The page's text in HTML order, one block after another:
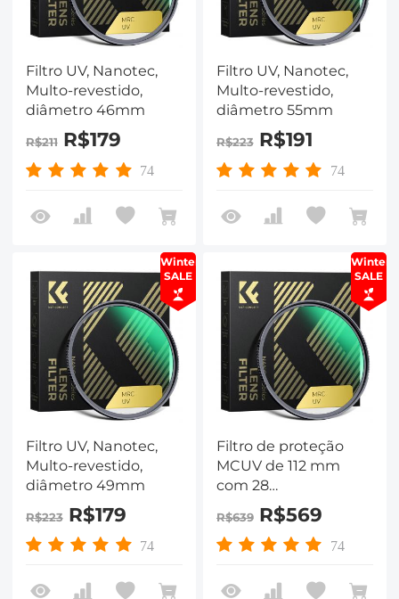
Filtro UV, Nanotec,
Multo-revestido,
diâmetro 46mm
R$211R$179
74
Filtro UV, Nanotec,
Multo-revestido,
diâmetro 55mm
R$223R$191
74
Winter
SALE
Filtro UV, Nanotec,
Multo-revestido,
diâmetro 49mm
R$223R$179
74
Winter
SALE
Filtro de proteção
MCUV de 112 mm
com 28
revestimentos
multicamadas
HD/hidrofóbico/
ultrafino (filtro
R$639R$569
74